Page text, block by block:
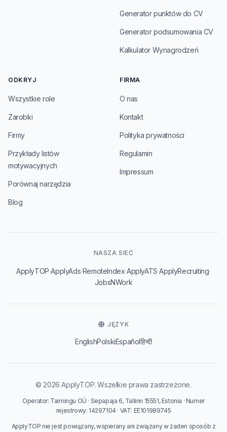
Generator punktów do CV
Generator podsumowania CV
Kalkulator Wynagrodzeń
ODKRYJ
Wszystkie role
Zarobki
Firmy
Przykłady listów
motywacyjnych
Porównaj narzędzia
Blog
FIRMA
O nas
Kontakt
Polityka prywatności
Regulamin
Impressum
NASZA SIEĆ
ApplyTOP·ApplyAds·RemoteIndex·ApplyATS·ApplyRecruiting·
JobsNWork
JĘZYK
EnglishPolskiEspañolहिन्दी
© 2026 ApplyTOP. Wszelkie prawa zastrzeżone.
Operator: Taimingu OÜ · Sepapaja 6, Tallinn 15551, Estonia · Numer
rejestrowy: 14297104 · VAT: EE101989745
ApplyTOP nie jest powiązany, wspierany ani związany w żaden sposób z